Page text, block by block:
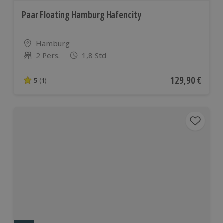
Paar Floating Hamburg Hafencity
Standort
Hamburg
Anzahl der Teilnehmer
2 Pers. 1,8 Std
5 von 5 Sternen basierend auf 1 Bewertungen
5 (1) Aktueller Preis
129,90 €